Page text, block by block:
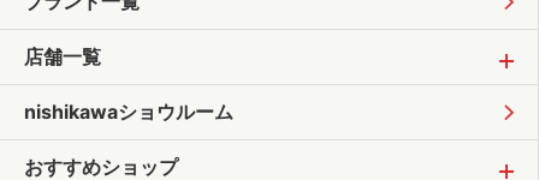
店舗一覧
nishikawaショウルーム
おすすめショップ